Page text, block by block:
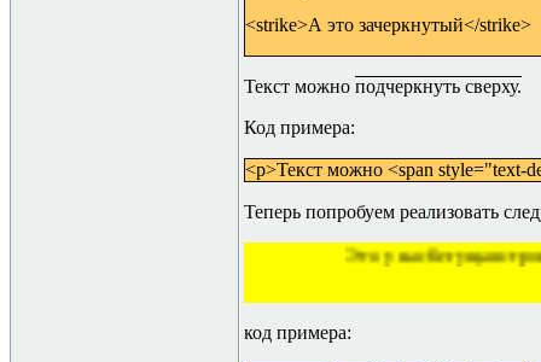
<strike>А это зачеркнутый</strike>
Текст можно подчеркнуть сверху.
Код примера:
<p>Текст можно <span style="text-
Теперь попробуем реализовать
Это у нас бегущая строка
код примера: